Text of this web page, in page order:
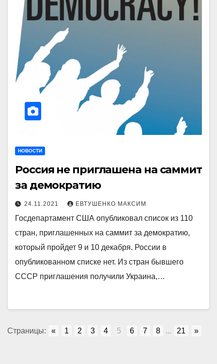
НОВОСТИ
Россия не приглашена на саммит
за демократию
24.11.2021 ЕВТУШЕНКО МАКСИМ
Госдепартамент США опубликовал список из 110
стран, приглашенных на саммит за демократию,
который пройдет 9 и 10 декабря. России в
опубликованном списке нет. Из стран бывшего
СССР приглашения получили Украина,…
Страницы: « 1 2 3 4 5 6 7 8 ... 21 »